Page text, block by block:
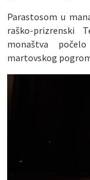
Parastosom u
raško-prizrenski
monaštva
martovskog